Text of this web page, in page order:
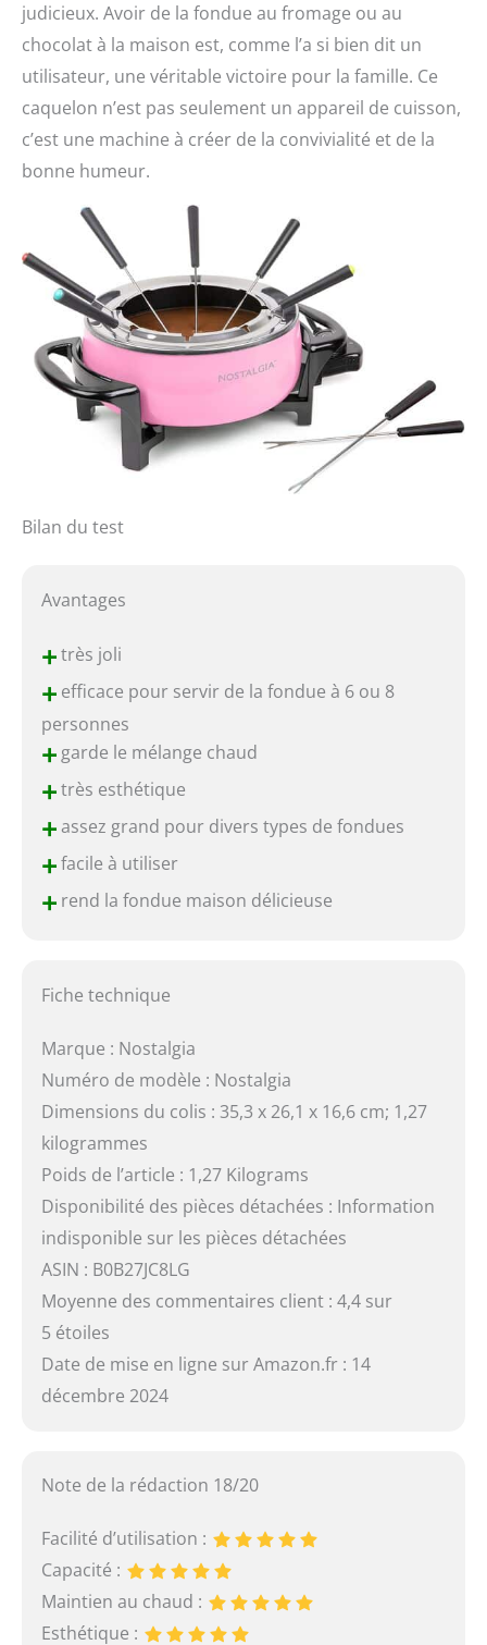
judicieux. Avoir de la fondue au fromage ou au
chocolat à la maison est, comme l’a si bien dit un
utilisateur, une véritable victoire pour la famille. Ce
caquelon n’est pas seulement un appareil de cuisson,
c’est une machine à créer de la convivialité et de la
bonne humeur.
Bilan du test
Avantages
+très joli
+efficace pour servir de la fondue à 6 ou 8
personnes
+garde le mélange chaud
+très esthétique
+assez grand pour divers types de fondues
+facile à utiliser
+rend la fondue maison délicieuse
Fiche technique
Marque : Nostalgia
Numéro de modèle : Nostalgia
Dimensions du colis : 35,3 x 26,1 x 16,6 cm; 1,27
kilogrammes
Poids de l’article : 1,27 Kilograms
Disponibilité des pièces détachées : Information
indisponible sur les pièces détachées
ASIN : B0B27JC8LG
Moyenne des commentaires client : 4,4 sur
5 étoiles
Date de mise en ligne sur Amazon.fr : 14
décembre 2024
Note de la rédaction 18/20
Facilité d’utilisation :
Capacité :
Maintien au chaud :
Esthétique :